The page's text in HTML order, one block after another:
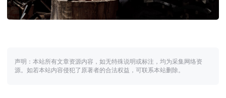
声明：本站所有文章资源内容，如无特殊说明或标注，均为采集网络资
源。如若本站内容侵犯了原著者的合法权益，可联系本站删除。